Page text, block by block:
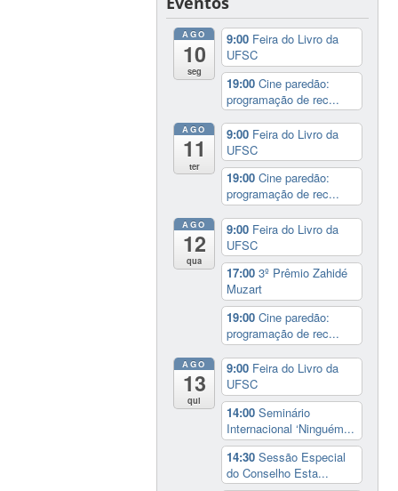
AGO
10
seg
9:00 Feira do Livro da
UFSC
19:00Cine paredão:
programação de rec...
AGO
11
ter
9:00 Feira do Livro da
UFSC
19:00Cine paredão:
programação de rec...
AGO
12
qua
9:00 Feira do Livro da
UFSC
17:003º Prêmio Zahidé
Muzart
19:00Cine paredão:
programação de rec...
AGO
13
qui
9:00 Feira do Livro da
UFSC
14:00Seminário
Internacional ‘Ninguém...
14:30Sessão Especial
do Conselho Esta...